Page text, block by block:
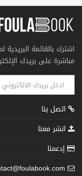
اشترك بالقائمة
مباشرة على بريدك
اتصل بنا
انشر معنا
إدعمنا